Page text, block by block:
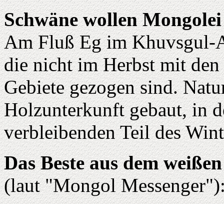
Schwäne wollen
Am Fluß Eg im Khuvsgul-
die nicht im Herbst mit den
Gebiete gezogen sind.
Holzunterkunft gebaut, in
verbleibenden Teil des
Das Beste aus dem
(laut "Mongol